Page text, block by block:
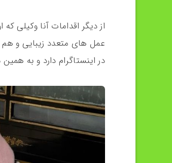
از دیگر اقدامات آنا وکیلی
عمل های متعدد زیبایی و
در اینستاگرام دارد و به